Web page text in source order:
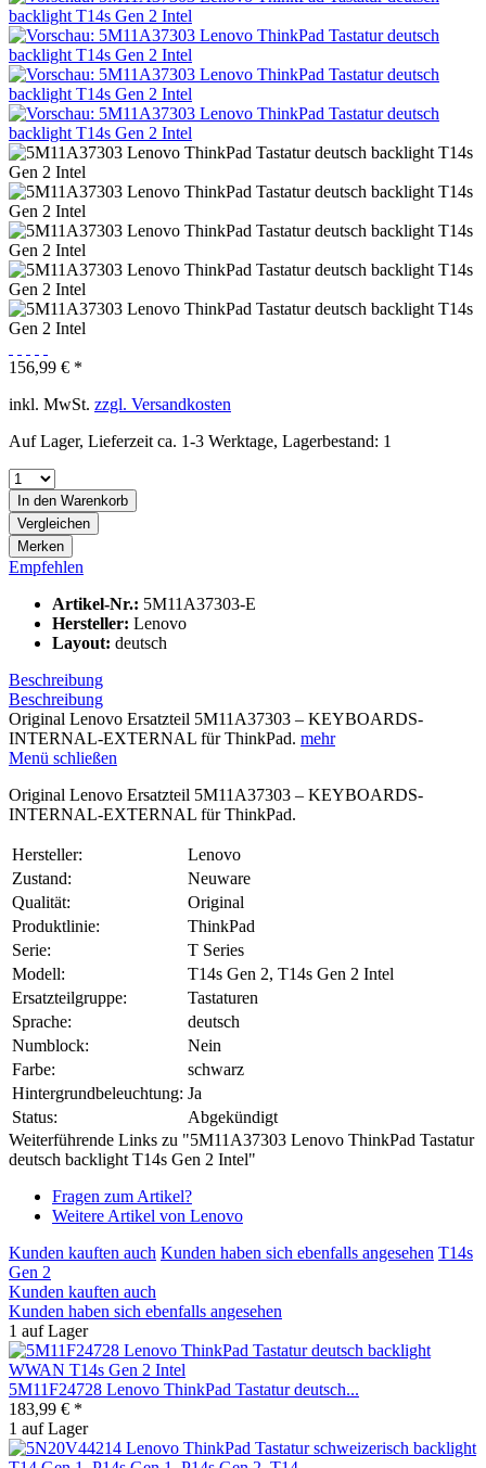
156,99 € *
inkl. MwSt. zzgl. Versandkosten
Auf Lager, Lieferzeit ca. 1-3 Werktage, Lagerbestand: 1
In den Warenkorb
Vergleichen
Merken
Empfehlen
Artikel-Nr.: 5M11A37303-E
Hersteller: Lenovo
Layout: deutsch
Beschreibung
Beschreibung
Original Lenovo Ersatzteil 5M11A37303 – KEYBOARDS-
INTERNAL-EXTERNAL für ThinkPad. mehr
Menü schließen
Original Lenovo Ersatzteil 5M11A37303 – KEYBOARDS-
INTERNAL-EXTERNAL für ThinkPad.
Hersteller:
Lenovo
Zustand:
Neuware
Qualität:
Original
Produktlinie:
ThinkPad
Serie:
T Series
Modell:
T14s Gen 2, T14s Gen 2 Intel
Ersatzteilgruppe:
Tastaturen
Sprache:
deutsch
Numblock:
Nein
Farbe:
schwarz
Hintergrundbeleuchtung: Ja
Status:
Abgekündigt
Weiterführende Links zu "5M11A37303 Lenovo ThinkPad Tastatur
deutsch backlight T14s Gen 2 Intel"
Fragen zum Artikel?
Weitere Artikel von Lenovo
Kunden kauften auch Kunden haben sich ebenfalls angesehen T14s
Gen 2
Kunden kauften auch
Kunden haben sich ebenfalls angesehen
1 auf Lager
5M11F24728 Lenovo ThinkPad Tastatur deutsch...
183,99 € *
1 auf Lager